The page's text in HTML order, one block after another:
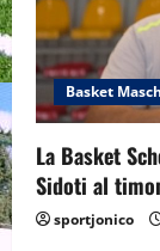
Basket
La Basket
Sidoti al
sportjonico